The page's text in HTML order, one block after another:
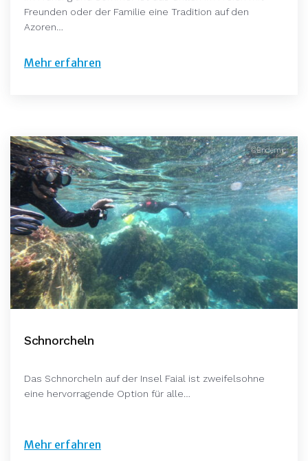
Freunden oder der Familie eine Tradition auf den
Azoren…
Mehr erfahren
©Endemic
Schnorcheln
Das Schnorcheln auf der Insel Faial ist zweifelsohne
eine hervorragende Option für alle…
Mehr erfahren